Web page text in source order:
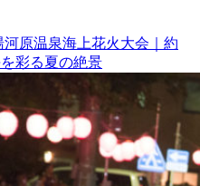
河原温泉海上花火大会｜約
彩る夏の絶景